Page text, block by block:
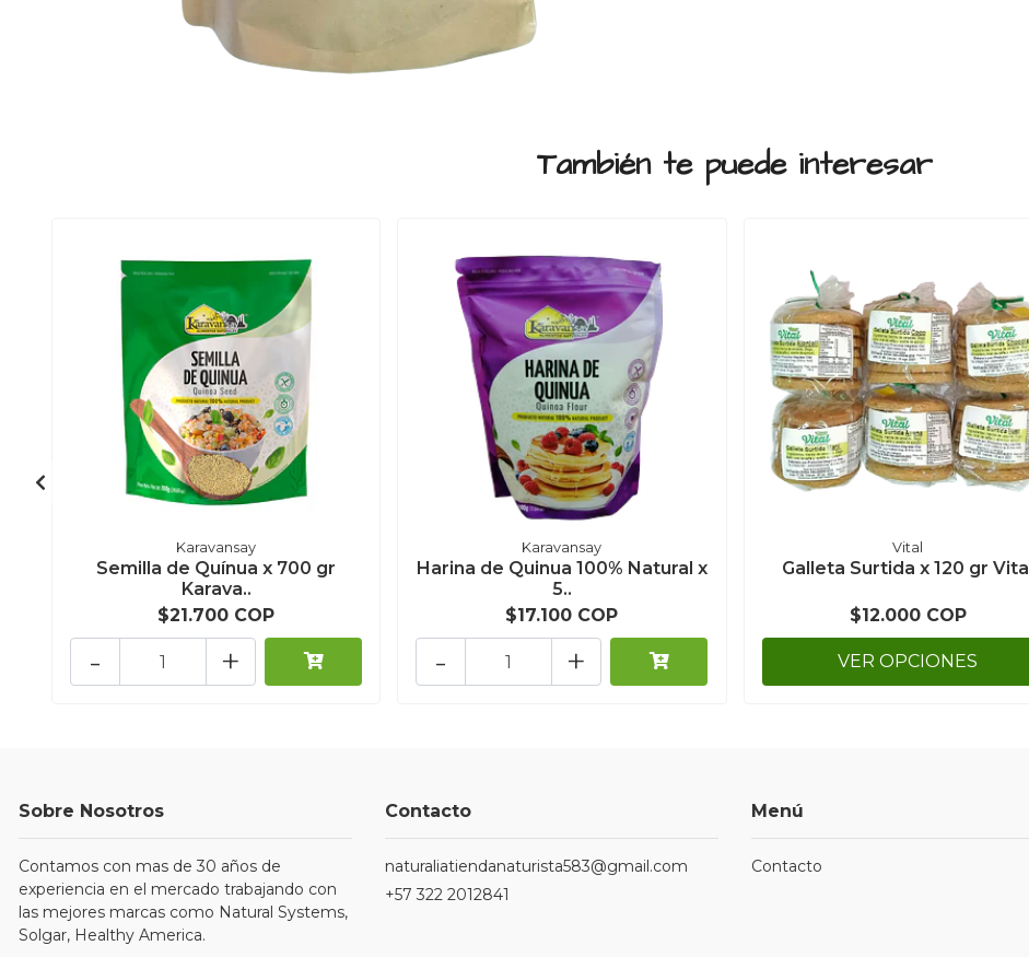
También te puede interesar
Karavansay
Semilla de Quínua x 700 gr
Karava..
$21.700 COP
+
-
Karavansay
Harina de Quinua 100% Natural x
5..
$17.100 COP
+
-
Vital
Galleta Surtida x 120 gr Vital
$12.000 COP
VER OPCIONES
Sobre Nosotros
Contamos con mas de 30 años de
experiencia en el mercado trabajando con
las mejores marcas como Natural Systems,
Solgar, Healthy America.
Contacto
naturaliatiendanaturista583@gmail.com
+57 322 2012841
Menú
Contacto